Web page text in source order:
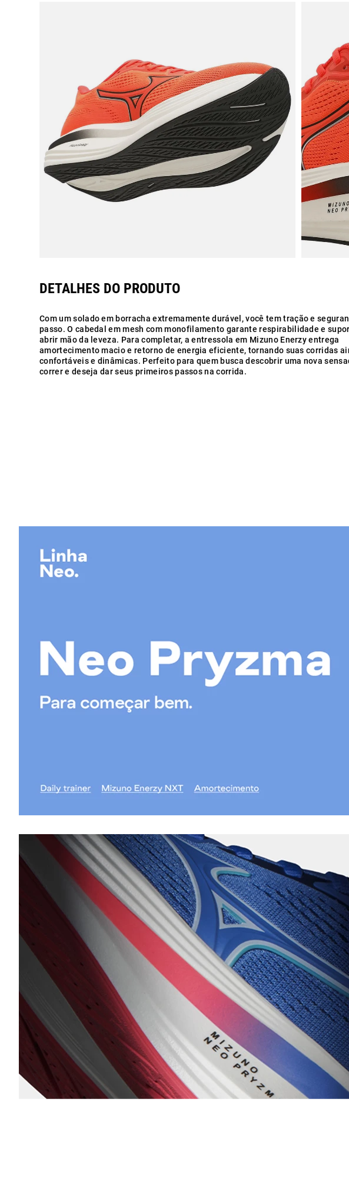
Com um solado em borracha extremamente durável, você tem tração e
passo. O cabedal em mesh com monofilamento garante respirabilidade e
abrir mão da leveza. Para completar, a entressola em Mizuno Enerzy entrega
amortecimento macio e retorno de energia eficiente, tornando suas corridas
confortáveis e dinâmicas. Perfeito para quem busca descobrir uma nova
correr e deseja dar seus primeiros passos na corrida.